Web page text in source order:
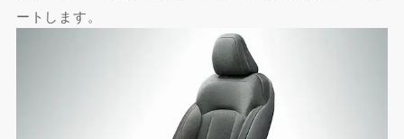
ートします。